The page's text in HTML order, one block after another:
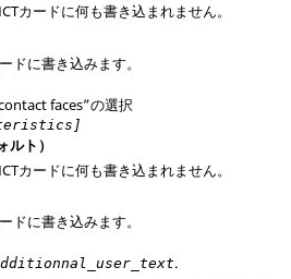
カードに何も書き込まれません。
ドに書き込みます。
faces”の選択
ト）
カードに何も書き込まれません。
ドに書き込みます。
.